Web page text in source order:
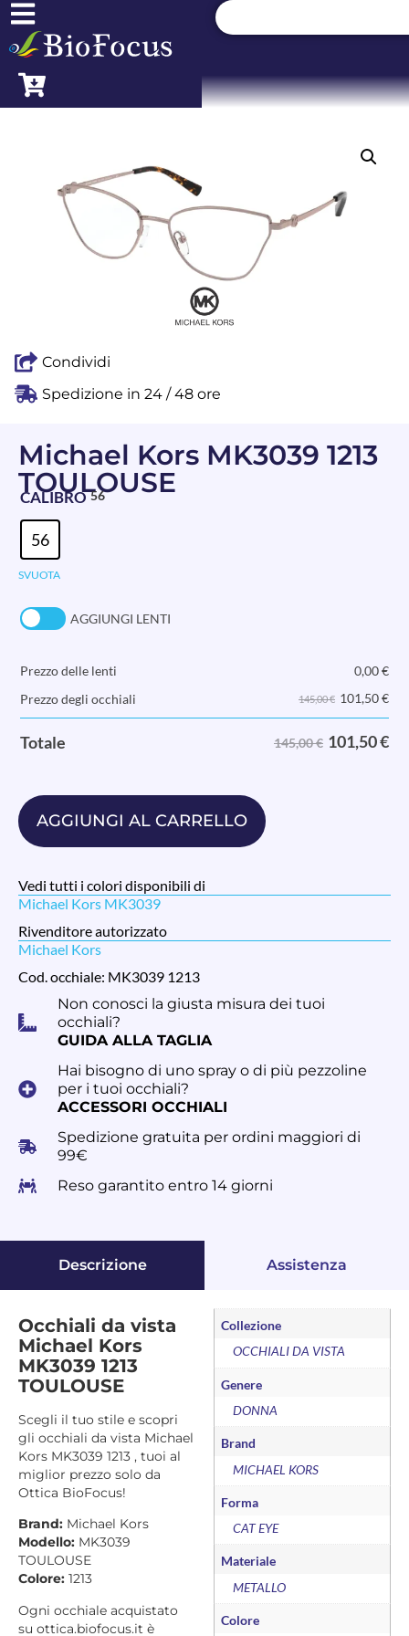
Condividi
Spedizione in 24 / 48 ore
Michael Kors MK3039 1213
TOULOUSE
CALIBRO 56
56
SVUOTA
AGGIUNGI LENTI
Prezzo delle lenti 0,00€
Prezzo degli occhiali
145,00 € 101,50€
Totale 145,00 € 101,50€
AGGIUNGI AL CARRELLO
Vedi tutti i colori disponibili di
Michael Kors MK3039
Rivenditore autorizzato
Michael Kors
Cod. occhiale: MK3039 1213
Non conosci la giusta misura dei tuoi
occhiali?
GUIDA ALLA TAGLIA
Hai bisogno di uno spray o di più pezzoline
per i tuoi occhiali?
ACCESSORI OCCHIALI
Spedizione gratuita per ordini maggiori di
99€
Reso garantito entro 14 giorni
Descrizione Assistenza
Occhiali da vista
Michael Kors
MK3039 1213
TOULOUSE
Scegli il tuo stile e scopri
gli occhiali da vista Michael
Kors MK3039 1213 , tuoi al
miglior prezzo solo da
Ottica BioFocus!
Brand: Michael Kors
Modello: MK3039
TOULOUSE
Colore: 1213
Ogni occhiale acquistato
su ottica.biofocus.it è
Collezione
OCCHIALI DA VISTA
Genere
DONNA
Brand
MICHAEL KORS
Forma
CAT EYE
Materiale
METALLO
Colore